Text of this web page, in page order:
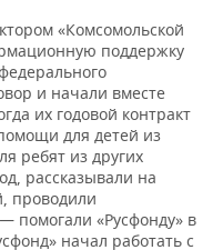
«Комсомольской
поддержку
и начали вместе
их годовой контракт
для детей из
ребят из других
рассказывали на
проводили
помогали «Русфонду» в
начал работать с